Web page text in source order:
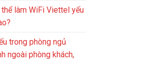
làm WiFi Viettel yếu
trong phòng ngủ
ngoài phòng khách,